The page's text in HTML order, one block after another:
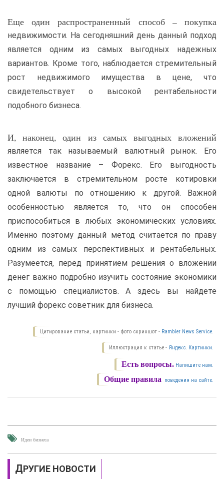
Еще один распространенный способ – покупка
недвижимости. На сегодняшний день данный подход
является одним из самых выгодных надежных
вариантов. Кроме того, наблюдается стремительный
рост недвижимого имущества в цене, что
свидетельствует о высокой рентабельности
подобного бизнеса.
И, наконец, один из самых выгодных вложений
является так называемый валютный рынок. Его
известное название – Форекс. Его выгодность
заключается в стремительном росте котировки
одной валюты по отношению к другой. Важной
особенностью является то, что он способен
приспособиться в любых экономических условиях.
Именно поэтому данный метод считается по праву
одним из самых перспективных и рентабельных.
Разумеется, перед принятием решения о вложении
денег важно подробно изучить состояние экономики
с помощью специалистов. А здесь вы найдете
лучший форекс советник для бизнеса.
Цитирование статьи, картинки - фото скриншот - Rambler News Service.
Иллюстрация к статье - Яндекс. Картинки.
Есть вопросы. Напишите нам.
Общие правила поведения на сайте.
Идеи бизнеса
ДРУГИЕ НОВОСТИ